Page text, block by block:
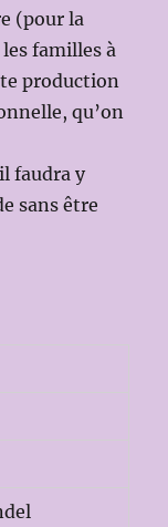
(pour la
familles à
production
qu’on
faudra y
sans être